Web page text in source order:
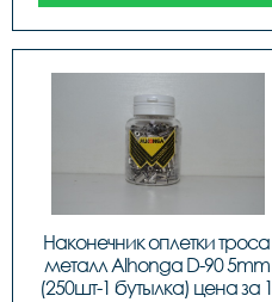
Наконечник оплетки троса
металл Alhonga D-90 5mm
(250шт-1 бутылка) цена за 1